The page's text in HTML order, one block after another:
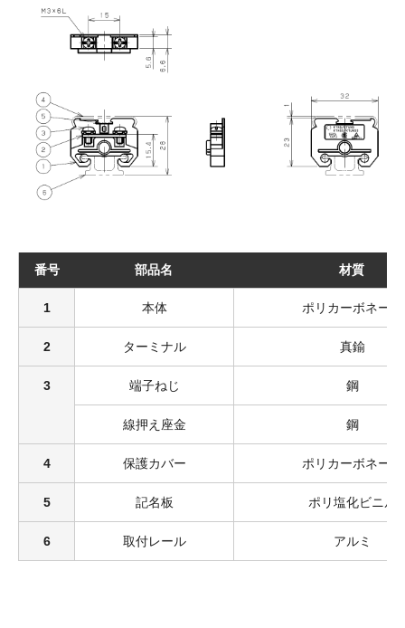
番号 部品名 材質
1 本体 ポリカーボネート
2 ターミナル 真鍮
3 端子ねじ 鋼
線押え座金 鋼
4 保護カバー ポリカーボネート
5 記名板 ポリ塩化ビニル
6 取付レール アルミ